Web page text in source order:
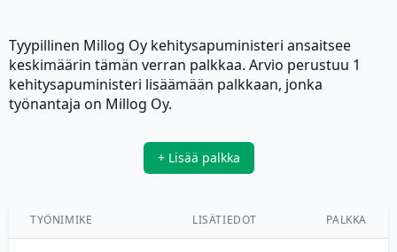
Tyypillinen Millog Oy kehitysapuministeri ansaitsee
keskimäärin tämän verran palkkaa. Arvio perustuu 1
kehitysapuministeri lisäämään palkkaan, jonka
työnantaja on Millog Oy.
+ Lisää palkka
TYÖNIMIKE LISÄTIEDOT PALKKA